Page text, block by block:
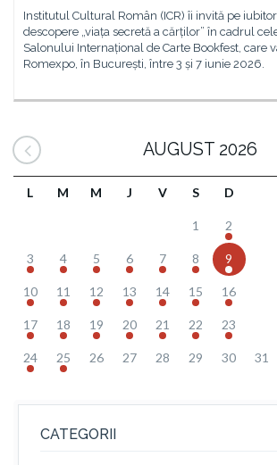
Institutul Cultural Român (ICR) îi invită pe
descopere „viața secretă a cărților” în cadrul
Salonului Internațional de Carte Bookfest, care
Romexpo, în București, între 3 și 7 iunie 2026.
AUGUST 2026
L M M J V S D
1 2
3 4 5 6 7 8 9
10 11 12 13 14 15 16
17 18 19 20 21 22 23
24 25 26 27 28 29 30 31
CATEGORII